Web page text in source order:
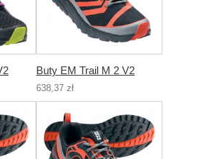
Buty EM Trail M 2 V2
638,37 zł